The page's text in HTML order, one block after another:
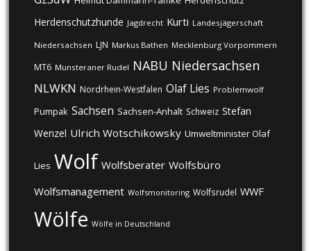
Herdenschutzhunde Jagdrecht Kurti Landesjägerschaft
Niedersachsen LJN Markus Bathen Mecklenburg Vorpommern
MT6 Munsteraner Rudel NABU Niedersachsen
NLWKN Nordrhein-Westfalen Olaf Lies Problemwolf
Pumpak Sachsen Sachsen-Anhalt Schweiz Stefan
Wenzel Ulrich Wotschikowsky Umweltminister Olaf
Lies Wolf Wolfsberater Wolfsbüro
Wolfsmanagement Wolfsmonitoring Wolfsrudel WWF
Wölfe Wölfe in Deutschland